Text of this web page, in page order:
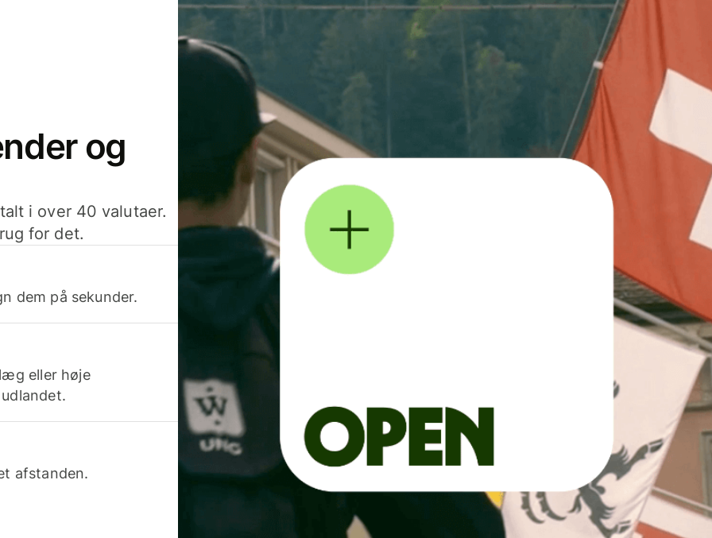
og
i over 40 valutaer.
for det.
dem på sekunder.
eller høje
afstanden.